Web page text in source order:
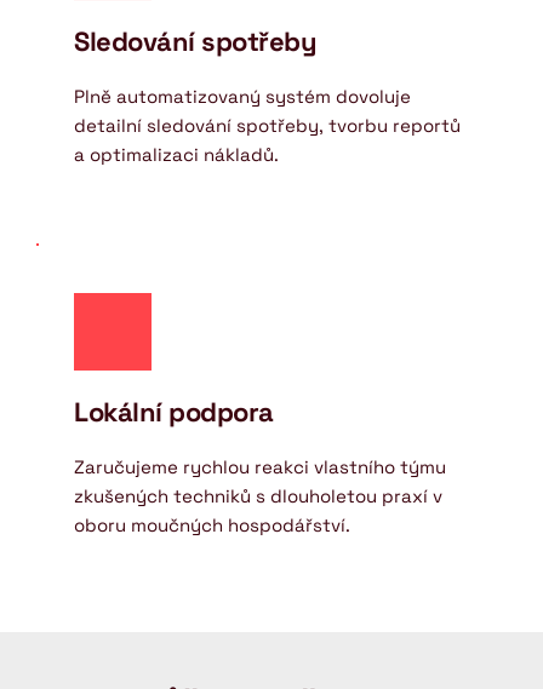
Sledování spotřeby
Plně automatizovaný systém dovoluje
detailní sledování spotřeby, tvorbu reportů
a optimalizaci nákladů.
Lokální podpora
Zaručujeme rychlou reakci vlastního týmu
zkušených techniků s dlouholetou praxí v
oboru moučných hospodářství.